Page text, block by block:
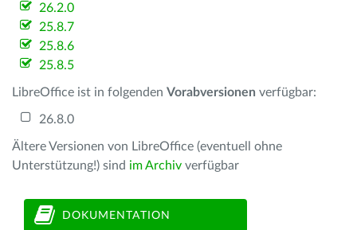
26.2.0
25.8.7
25.8.6
25.8.5
LibreOffice ist in folgenden Vorabversionen verfügbar:
26.8.0
Ältere Versionen von LibreOffice (eventuell ohne
Unterstützung!) sind im Archiv verfügbar
DOKUMENTATION